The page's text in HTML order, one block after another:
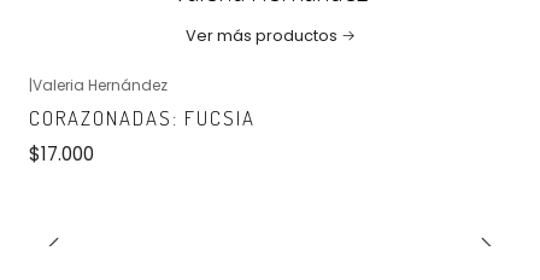
Ver más productos
|Valeria Hernández
CORAZONADAS: FUCSIA
$17.000